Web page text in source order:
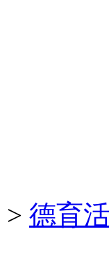
> 德育